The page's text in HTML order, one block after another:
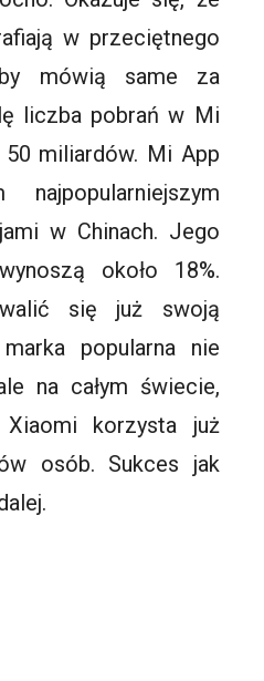
w przeciętnego
mówią same za
liczba pobrań w Mi
50 miliardów. Mi App
w Chinach. Jego
około 18%.
się już swoją
popularna nie
na całym świecie,
korzysta już
osób. Sukces jak